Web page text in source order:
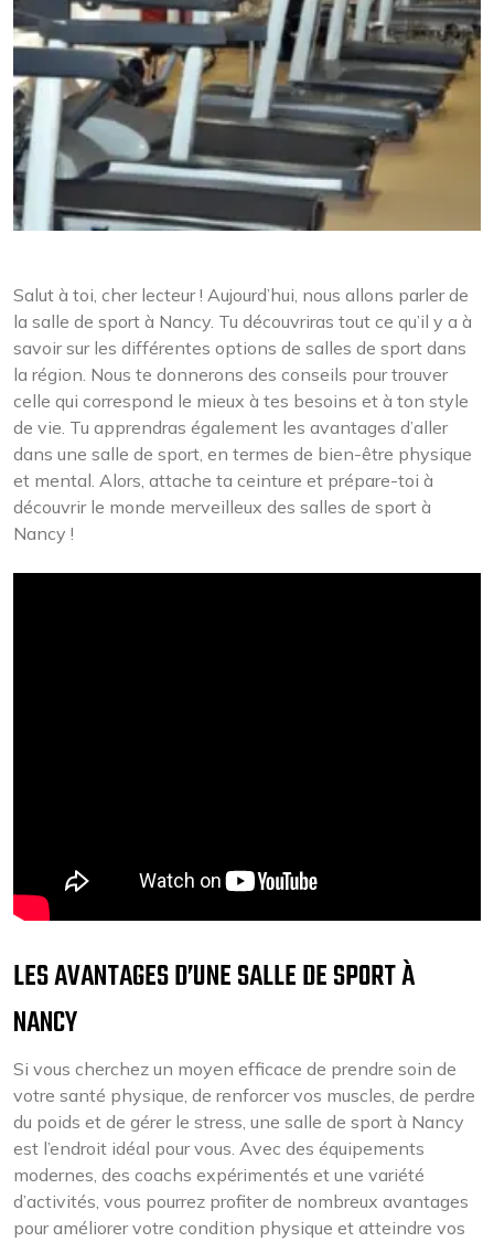
Salut à toi, cher lecteur ! Aujourd’hui, nous allons parler de
la salle de sport à Nancy. Tu découvriras tout ce qu’il y a à
savoir sur les différentes options de salles de sport dans
la région. Nous te donnerons des conseils pour trouver
celle qui correspond le mieux à tes besoins et à ton style
de vie. Tu apprendras également les avantages d’aller
dans une salle de sport, en termes de bien-être physique
et mental. Alors, attache ta ceinture et prépare-toi à
découvrir le monde merveilleux des salles de sport à
Nancy !
LES AVANTAGES D’UNE SALLE DE SPORT À
NANCY
Si vous cherchez un moyen efficace de prendre soin de
votre santé physique, de renforcer vos muscles, de perdre
du poids et de gérer le stress, une salle de sport à Nancy
est l’endroit idéal pour vous. Avec des équipements
modernes, des coachs expérimentés et une variété
d’activités, vous pourrez profiter de nombreux avantages
pour améliorer votre condition physique et atteindre vos